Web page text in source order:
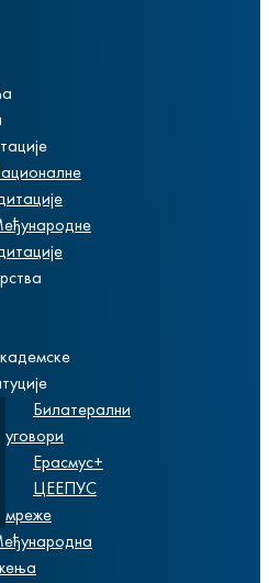
Билатерални
уговори
Ерасмус+
ЦЕЕПУС
мреже